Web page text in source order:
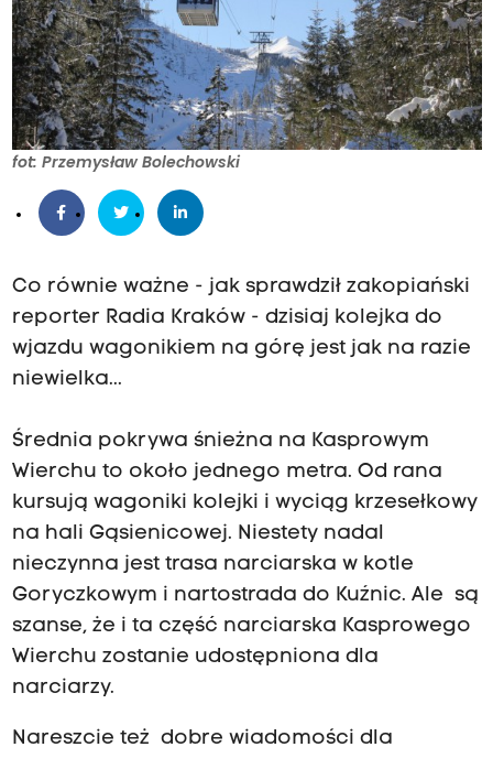
fot: Przemysław Bolechowski
Co równie ważne - jak sprawdził zakopiański
reporter Radia Kraków - dzisiaj kolejka do
wjazdu wagonikiem na górę jest jak na razie
niewielka...
Średnia pokrywa śnieżna na Kasprowym
Wierchu to około jednego metra. Od rana
kursują wagoniki kolejki i wyciąg krzesełkowy
na hali Gąsienicowej. Niestety nadal
nieczynna jest trasa narciarska w kotle
Goryczkowym i nartostrada do Kuźnic. Ale są
szanse, że i ta część narciarska Kasprowego
Wierchu zostanie udostępniona dla
narciarzy.
Nareszcie też dobre wiadomości dla